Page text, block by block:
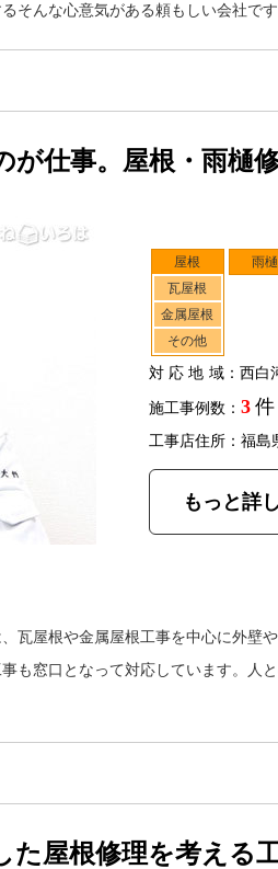
そんな心意気がある頼もしい会社です
仕事。屋根・雨樋
屋根
瓦屋根
金属屋根
その他
雨樋
対応地域：西白
施工事例数： 3 件
工事店住所：福島
もっと詳
瓦屋根や金属屋根工事を中心に外壁
も窓口となって対応しています。人
屋根修理を考える